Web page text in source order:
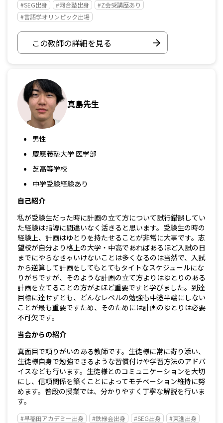
#SEG出身 #河合塾出身
#Z会受講歴あり
#言語学オリンピック出場
この教師の詳細を見る
真島先生
男性
慶應義塾大学 医学部
芝高等学校
中学受験経験あり
自己紹介
私が受験生だった時に計画の立て方について試行錯誤してい
た経験は指導に間違いなく活きると思います。受験生の時の
経験上、計画はゆとりを持たせることが非常に大事です。志
望校が自分より格上の大学・中高であればあるほど入試の日
までにやらなきゃいけないことは多くなるのは当然で、入試
から逆算して計画をしてもとてもタイトなスケジュールにな
りがちですが、そのような計画の立て方よりはゆとりのある
計画を立てることの方がよほど重要ですと学びました。到達
目標に達せずとも、どんなレベルの勉強も中途半端にしない
ことが最も重要ですため、そのためには計画のゆとりは必要
不可欠です。
当会からの紹介
真面目で頼りがいのある教師です。生徒様に常に寄り添い、
生徒様自身で勉強できるような習慣付けや学習方法のアドバ
イスなども行います。生徒様とのコミュニケーションを大切
にし、信頼関係を築くことによってモチベーション維持に努
めます。普段の授業では、分かりやすく丁寧な解説を行いま
す。
#早稲田アカデミー出身 #鉄緑会出身 #SEG出身 #東進出身